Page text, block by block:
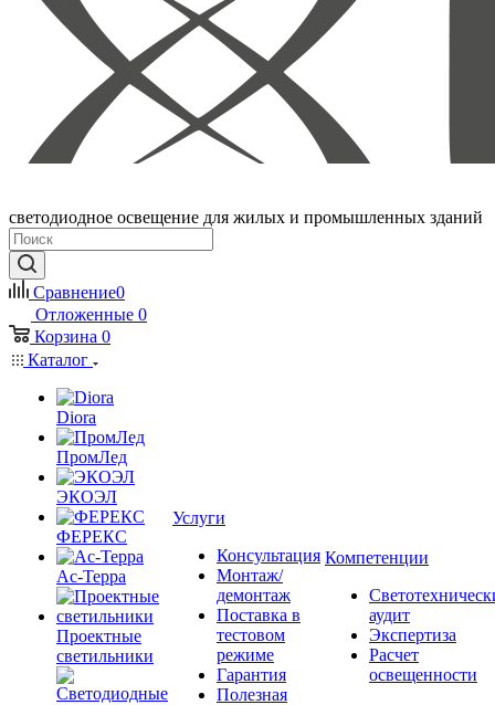
светодиодное освещение для жилых и промышленных зданий
Сравнение0
Отложенные 0
Корзина 0
Каталог
Diora
ПромЛед
ЭКОЭЛ
ФЕРЕКС
Ас-Терра
Проектные
светильники
Услуги
Консультация
Монтаж/
демонтаж
Поставка в
тестовом
режиме
Гарантия
Полезная
Компетенции
аудит
Экспертиза
Расчет
освещенности